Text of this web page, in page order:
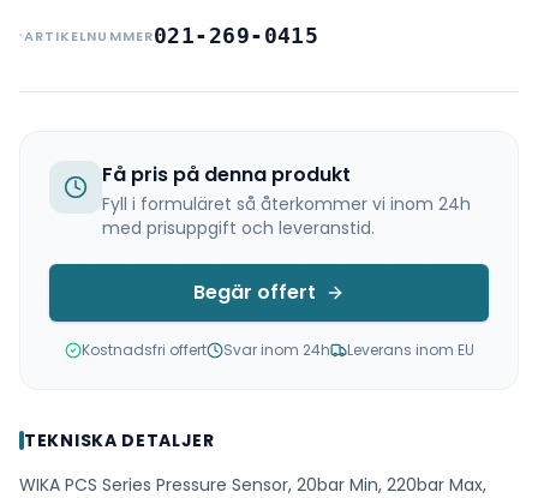
ARTIKELNUMMER021-269-0415
Få pris på denna produkt
Fyll i formuläret så återkommer vi inom 24h
med prisuppgift och leveranstid.
Begär offert
Kostnadsfri offert Svar inom 24h Leverans inom EU
TEKNISKA DETALJER
WIKA PCS Series Pressure Sensor, 20bar Min, 220bar Max,